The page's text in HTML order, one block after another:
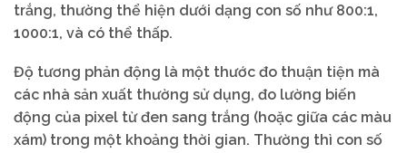
trắng, thường thể hiện dưới dạng con số như 800:1,
1000:1, và có thể thấp.
Độ tương phản động là một thước đo thuận tiện mà
các nhà sản xuất thường sử dụng, đo lường biến
động của pixel từ đen sang trắng (hoặc giữa các màu
xám) trong một khoảng thời gian. Thường thì con số